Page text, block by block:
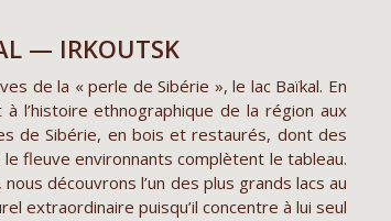
— IRKOUTSK
de la « perle de Sibérie », le lac Baïkal. En
l’histoire ethnographique de la région aux
de Sibérie, en bois et restaurés, dont des
fleuve environnants complètent le tableau.
découvrons l’un des plus grands lacs au
extraordinaire puisqu’il concentre à lui seul